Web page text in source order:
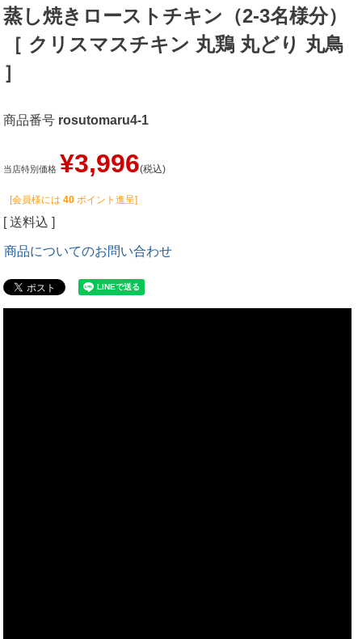
蒸し焼きローストチキン（2-3名様分）
［ クリスマスチキン 丸鶏 丸どり 丸鳥
］
商品番号 rosutomaru4-1
当店特別価格 ¥3,996 税込
[会員様には 40 ポイント進呈]
送料込
商品についてのお問い合わせ